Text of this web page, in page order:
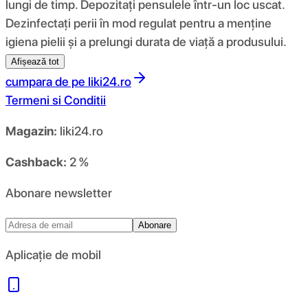
lungi de timp. Depozitați pensulele într-un loc uscat.
Dezinfectați perii în mod regulat pentru a menține
igiena pielii și a prelungi durata de viață a produsului.
Afișează tot
cumpara de pe liki24.ro
Termeni si Conditii
Magazin: liki24.ro
Cashback: 2 %
Abonare newsletter
Abonare
Aplicație de mobil